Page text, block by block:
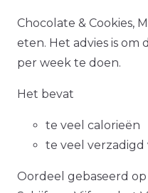
Chocolate & Cookies,
eten. Het advies is
per week te doen.
Het bevat
te veel calorieën
te veel verzadigd
Oordeel gebaseerd